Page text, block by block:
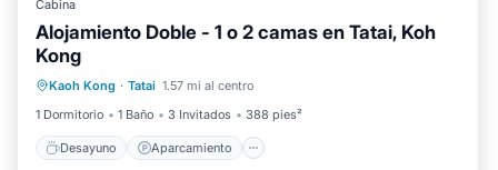
Cabina
Alojamiento Doble - 1 o 2 camas en Tatai, Koh
Kong
Kaoh Kong · Tatai 1.57 mi al centro
1 Dormitorio
1 Baño 3 Invitados 388 pies²
Desayuno Aparcamiento
Balcón/Terraza
Ropa de cama